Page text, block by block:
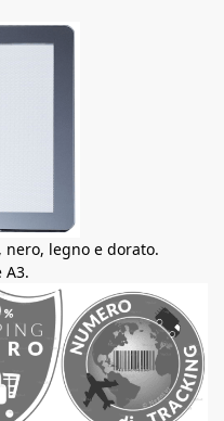
nero, legno e dorato.
A3.